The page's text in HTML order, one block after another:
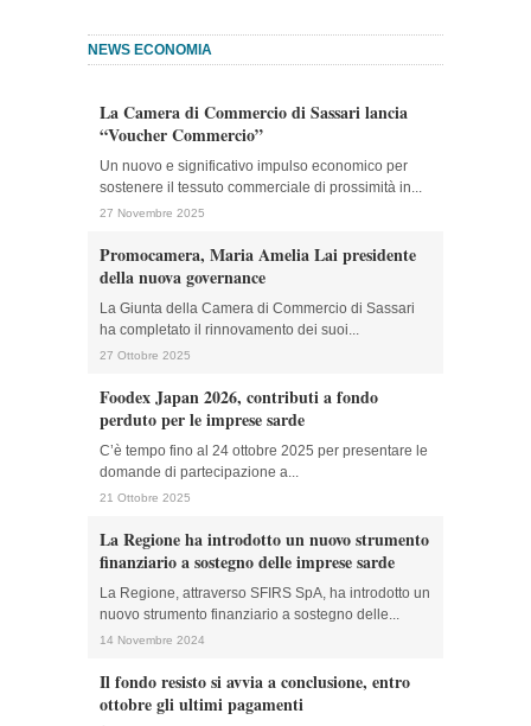
NEWS ECONOMIA
La Camera di Commercio di Sassari lancia
“Voucher Commercio”
Un nuovo e significativo impulso economico per
sostenere il tessuto commerciale di prossimità in...
27 Novembre 2025
Promocamera, Maria Amelia Lai presidente
della nuova governance
La Giunta della Camera di Commercio di Sassari
ha completato il rinnovamento dei suoi...
27 Ottobre 2025
Foodex Japan 2026, contributi a fondo
perduto per le imprese sarde
C’è tempo fino al 24 ottobre 2025 per presentare le
domande di partecipazione a...
21 Ottobre 2025
La Regione ha introdotto un nuovo strumento
finanziario a sostegno delle imprese sarde
La Regione, attraverso SFIRS SpA, ha introdotto un
nuovo strumento finanziario a sostegno delle...
14 Novembre 2024
Il fondo resisto si avvia a conclusione, entro
ottobre gli ultimi pagamenti